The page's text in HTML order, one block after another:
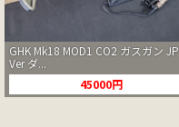
GHK Mk18 MOD1 CO2 ガスガン JP
Ver ダ...
45000円